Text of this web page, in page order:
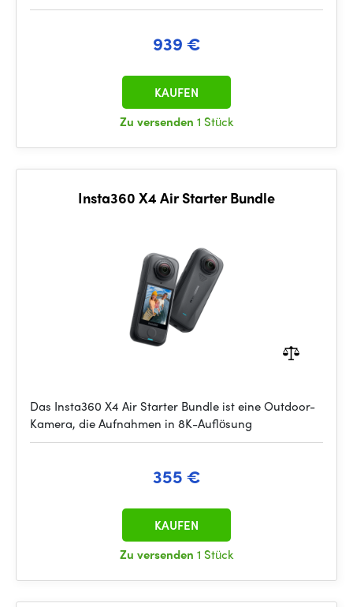
939 €
Zu versenden 1 Stück
KAUFEN
Insta360 X4 Air Starter Bundle
Das Insta360 X4 Air Starter Bundle ist eine Outdoor-
Kamera, die Aufnahmen in 8K-Auflösung
355 €
Zu versenden 1 Stück
KAUFEN